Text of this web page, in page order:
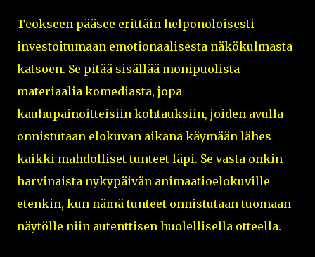
Teokseen pääsee erittäin helponoloisesti
investoitumaan emotionaalisesta näkökulmasta
katsoen. Se pitää sisällää monipuolista
materiaalia komediasta, jopa
kauhupainoitteisiin kohtauksiin, joiden avulla
onnistutaan elokuvan aikana käymään lähes
kaikki mahdolliset tunteet läpi. Se vasta onkin
harvinaista nykypäivän animaatioelokuville
etenkin, kun nämä tunteet onnistutaan tuomaan
näytölle niin autenttisen huolellisella otteella.